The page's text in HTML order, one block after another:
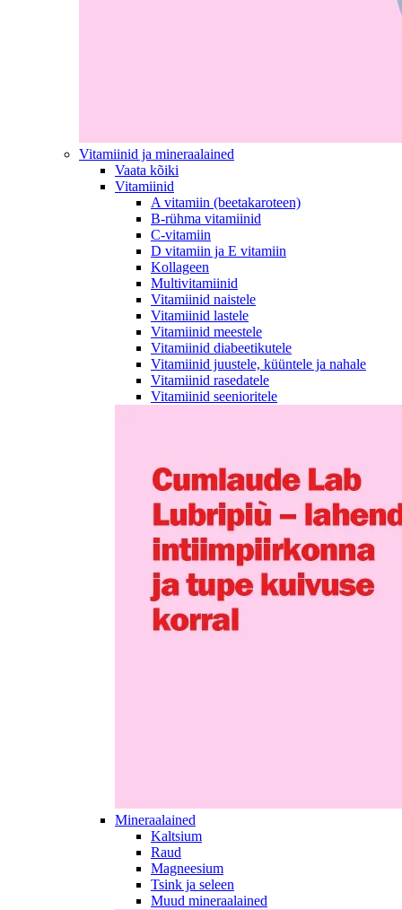
Vitamiinid ja mineraalained
Vaata kõiki
Vitamiinid
A vitamiin (beetakaroteen)
B-rühma vitamiinid
C-vitamiin
D vitamiin ja E vitamiin
Kollageen
Multivitamiinid
Vitamiinid naistele
Vitamiinid lastele
Vitamiinid meestele
Vitamiinid diabeetikutele
Vitamiinid juustele, küüntele ja nahale
Vitamiinid rasedatele
Vitamiinid seenioritele
Mineraalained
Kaltsium
Raud
Magneesium
Tsink ja seleen
Muud mineraalained